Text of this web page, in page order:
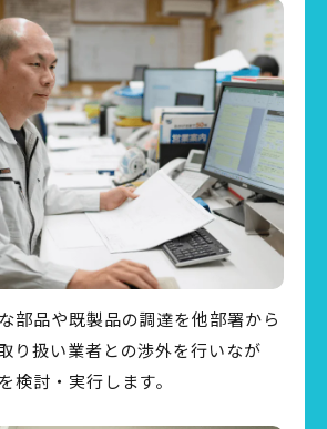
部品や既製品の調達を他部署から
り扱い業者との渉外を行いなが
検討・実行します。